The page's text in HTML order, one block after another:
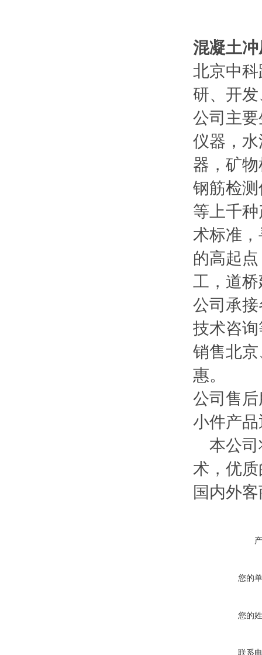
混凝土
北京中
研、开
公司主
仪器，
器，矿
钢筋检
等上千
术标准
的高起
工，道
公司承
技术咨
销售北
惠。
公司售
小件产
本公司
术，优
国内外
您的
您的
联系